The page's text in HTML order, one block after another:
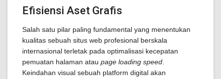
Efisiensi Aset Grafis
Salah satu pilar paling fundamental yang menentukan
kualitas sebuah situs web profesional berskala
internasional terletak pada optimalisasi kecepatan
pemuatan halaman atau page loading speed
Keindahan visual sebuah platform digital akan